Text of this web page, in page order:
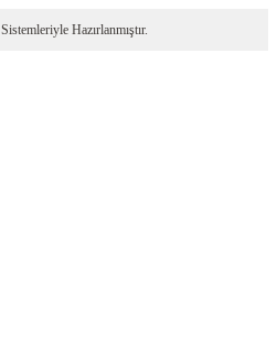
Sistemleriyle Hazırlanmıştır.